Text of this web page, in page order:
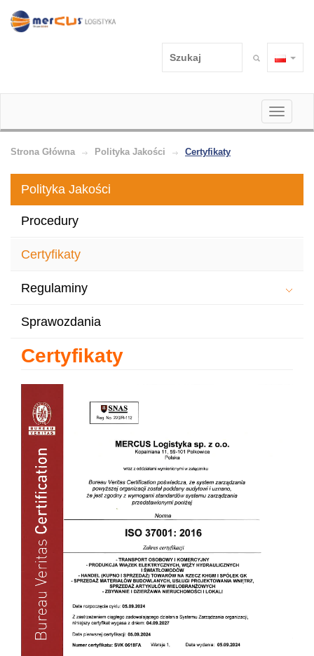
Toggle
Strona Główna Polityka Jakości Certyfikaty
Polityka Jakości
Procedury
Certyfikaty
Regulaminy
Sprawozdania
Certyfikaty